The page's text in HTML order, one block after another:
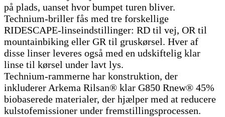
på plads, uanset hvor bumpet turen bliver.
Technium-briller fås med tre forskellige
RIDESCAPE-linseindstillinger: RD til vej, OR til
mountainbiking eller GR til gruskørsel. Hver af
disse linser leveres også med en udskiftelig klar
linse til kørsel under lavt lys.
Technium-rammerne har konstruktion, der
inkluderer Arkema Rilsan® klar G850 Rnew® 45%
biobaserede materialer, der hjælper med at reducere
kulstofemissioner under fremstillingsprocessen.